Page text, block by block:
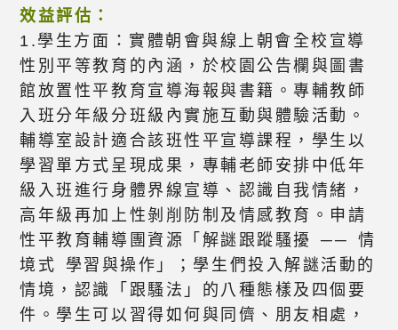
效益評估：
1.學生方面：實體朝會與線上朝會全校宣導
性別平等教育的內涵，於校園公告欄與圖書
館放置性平教育宣導海報與書籍。專輔教師
入班分年級分班級內實施互動與體驗活動。
輔導室設計適合該班性平宣導課程，學生以
學習單方式呈現成果，專輔老師安排中低年
級入班進行身體界線宣導、認識自我情緒，
高年級再加上性剝削防制及情感教育。申請
性平教育輔導團資源「解謎跟蹤騷擾 ── 情
境式 學習與操作」；學生們投入解謎活動的
情境，認識「跟騷法」的八種態樣及四個要
件。學生可以習得如何與同儕、朋友相處，